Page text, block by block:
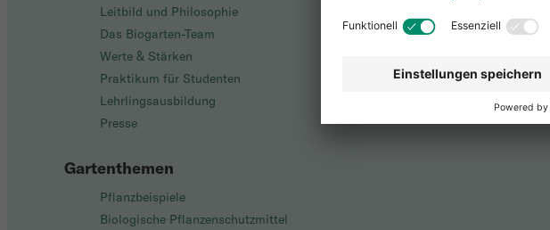
Leitbild und Philosophie
Das Biogarten-Team
Werte & Stärken
Praktikum für Studenten
Lehrlingsausbildung
Presse
Gartenthemen
Pflanzbeispiele
Biologische Pflanzenschutzmittel